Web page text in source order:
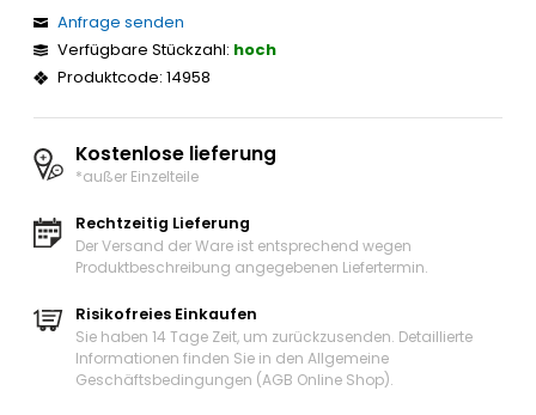
Anfrage senden
Verfügbare Stückzahl: hoch
Produktcode: 14958
Kostenlose lieferung
*außer Einzelteile
Rechtzeitig Lieferung
Der Versand der Ware ist entsprechend wegen
Produktbeschreibung angegebenen Liefertermin.
Risikofreies Einkaufen
Sie haben 14 Tage Zeit, um zurückzusenden. Detaillierte
Informationen finden Sie in den Allgemeine
Geschäftsbedingungen (AGB Online Shop).